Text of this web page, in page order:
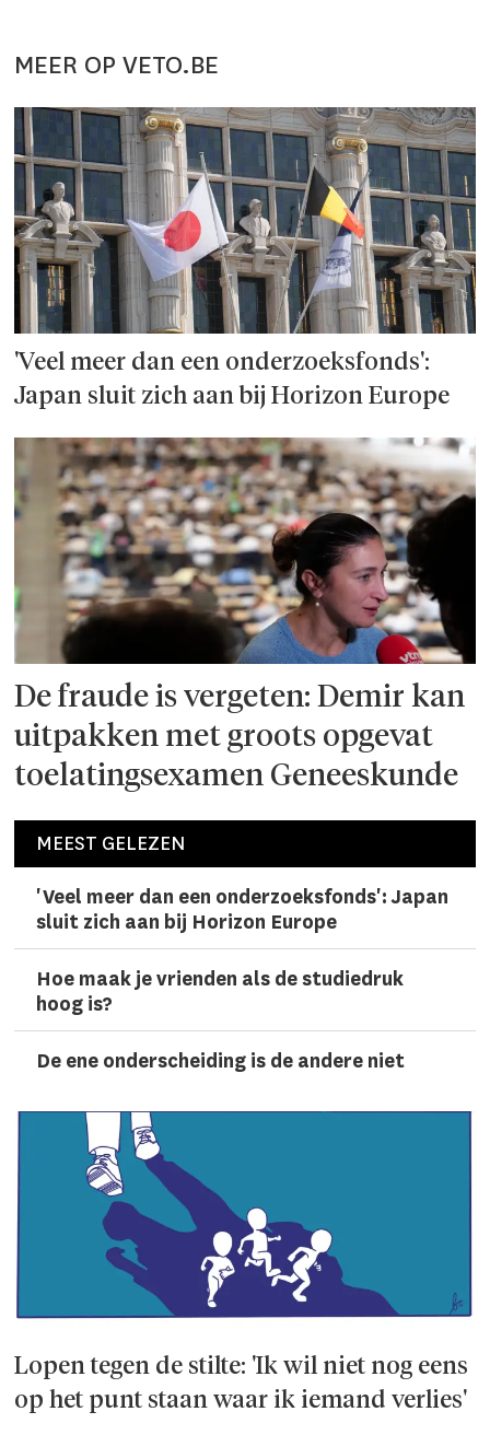
MEER OP VETO.BE
'Veel meer dan een onderzoeks­fonds':
Japan sluit zich aan bij Horizon Europe
De fraude is vergeten: Demir kan
uitpakken met groots opgevat
toelatingsexamen Geneeskunde
MEEST GELEZEN
'Veel meer dan een onderzoeks­fonds': Japan
sluit zich aan bij Horizon Europe
Hoe maak je vrienden als de studiedruk
hoog is?
De ene onderscheiding is de andere niet
Lopen tegen de stilte: 'Ik wil niet nog eens
op het punt staan waar ik iemand verlies'